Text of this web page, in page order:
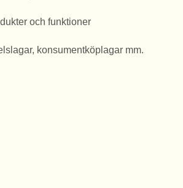
och funktioner
konsumentköplagar mm.